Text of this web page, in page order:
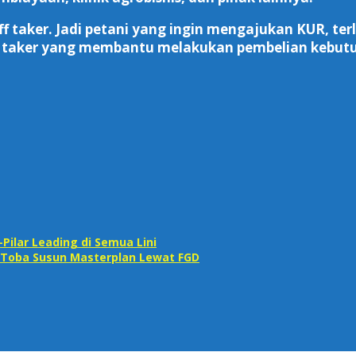
taker. Jadi petani yang ingin mengajukan KUR,
yang membantu melakukan pembelian
Leading di Semua Lini
Susun Masterplan Lewat FGD